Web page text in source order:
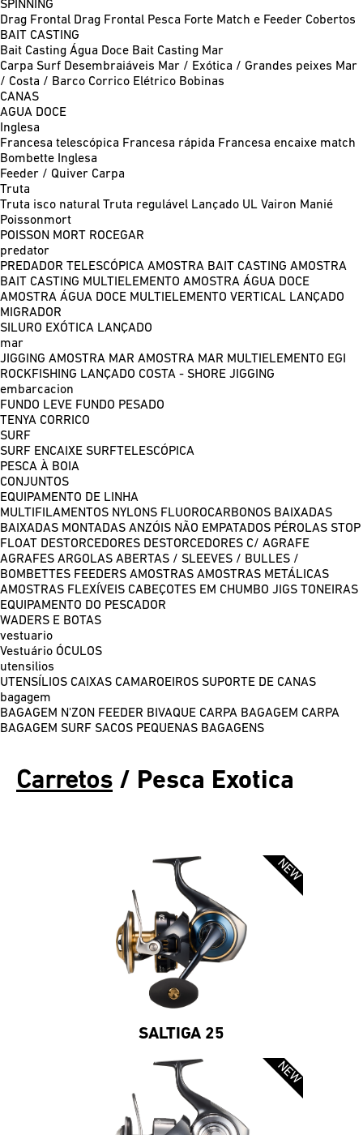
SPINNING
Drag Frontal Drag Frontal Pesca Forte Match e Feeder Cobertos
BAIT CASTING
Bait Casting Água Doce Bait Casting Mar
Carpa Surf Desembraiáveis Mar / Exótica / Grandes peixes Mar
/ Costa / Barco Corrico Elétrico Bobinas
CANAS
AGUA DOCE
Inglesa
Francesa telescópica Francesa rápida Francesa encaixe match
Bombette Inglesa
Feeder / Quiver Carpa
Truta
Truta isco natural Truta regulável Lançado UL Vairon Manié
Poissonmort
POISSON MORT ROCEGAR
predator
PREDADOR TELESCÓPICA AMOSTRA BAIT CASTING AMOSTRA
BAIT CASTING MULTIELEMENTO AMOSTRA ÁGUA DOCE
AMOSTRA ÁGUA DOCE MULTIELEMENTO VERTICAL LANÇADO
MIGRADOR
SILURO EXÓTICA LANÇADO
mar
JIGGING AMOSTRA MAR AMOSTRA MAR MULTIELEMENTO EGI
ROCKFISHING LANÇADO COSTA - SHORE JIGGING
embarcacion
FUNDO LEVE FUNDO PESADO
TENYA CORRICO
SURF
SURF ENCAIXE SURFTELESCÓPICA
PESCA À BOIA
CONJUNTOS
EQUIPAMENTO DE LINHA
MULTIFILAMENTOS NYLONS FLUOROCARBONOS BAIXADAS
BAIXADAS MONTADAS ANZÓIS NÃO EMPATADOS PÉROLAS STOP
FLOAT DESTORCEDORES DESTORCEDORES C/ AGRAFE
AGRAFES ARGOLAS ABERTAS / SLEEVES / BULLES /
BOMBETTES FEEDERS AMOSTRAS AMOSTRAS METÁLICAS
AMOSTRAS FLEXÍVEIS CABEÇOTES EM CHUMBO JIGS TONEIRAS
EQUIPAMENTO DO PESCADOR
WADERS E BOTAS
vestuario
Vestuário ÓCULOS
utensilios
UTENSÍLIOS CAIXAS CAMAROEIROS SUPORTE DE CANAS
bagagem
BAGAGEM N'ZON FEEDER BIVAQUE CARPA BAGAGEM CARPA
BAGAGEM SURF SACOS PEQUENAS BAGAGENS
Carretos / Pesca Exotica
SALTIGA 25